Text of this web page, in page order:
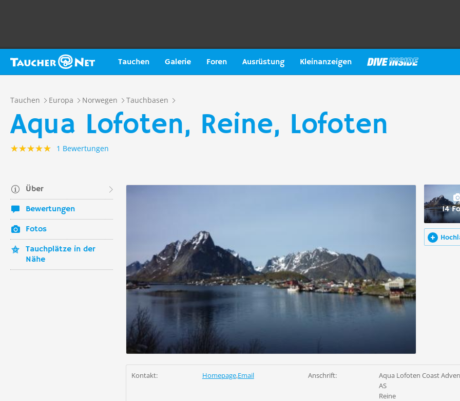
Tauchen Galerie Foren Ausrüstung Kleinanzeigen
Tauchen Europa Norwegen Tauchbasen
Aqua Lofoten, Reine, Lofoten
1 Bewertungen
Über
Bewertungen
Fotos
Tauchplätze in der
Nähe
14
Kontakt: Homepage,Email Anschrift:
Aqua Lofoten Coast
AS
Reine